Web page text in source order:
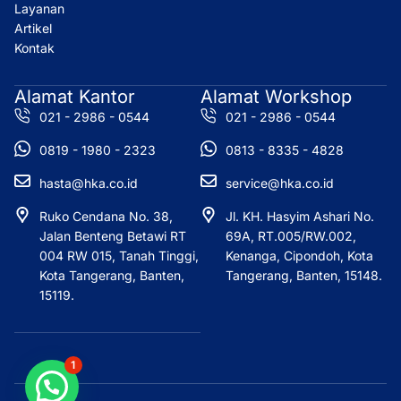
m
Layanan
Artikel
Kontak
Alamat Kantor
021 - 2986 - 0544
0819 - 1980 - 2323
hasta@hka.co.id
Ruko Cendana No. 38,
Jalan Benteng Betawi RT
004 RW 015, Tanah Tinggi,
Kota Tangerang, Banten,
15119.
Alamat Workshop
021 - 2986 - 0544
0813 - 8335 - 4828
service@hka.co.id
Jl. KH. Hasyim Ashari No.
69A, RT.005/RW.002,
Kenanga, Cipondoh, Kota
Tangerang, Banten, 15148.
1